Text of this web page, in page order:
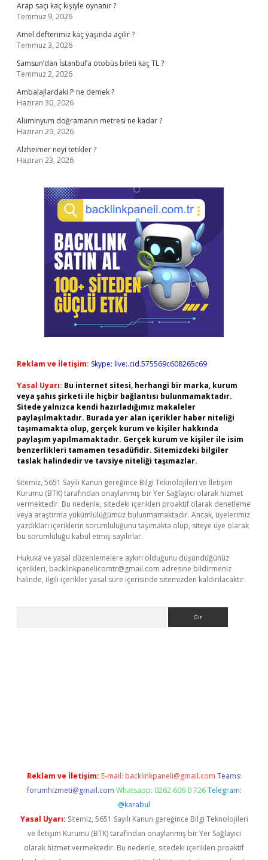
Arap saçı kaç kişiyle oynanır ?
Temmuz 9, 2026
Amel defterimiz kaç yaşında açılır ?
Temmuz 3, 2026
Samsun’dan İstanbul’a otobüs bileti kaç TL ?
Temmuz 2, 2026
Ambalajlardaki P ne demek ?
Haziran 30, 2026
Alüminyum doğramanın metresi ne kadar ?
Haziran 29, 2026
Alzheimer neyi tetikler ?
Haziran 23, 2026
Reklam ve İletişim: Skype: live:.cid.575569c608265c69
Yasal Uyarı: Bu internet sitesi, herhangi bir marka, kurum
veya şahıs şirketi ile hiçbir bağlantısı bulunmamaktadır.
Sitede yalnızca kendi hazırladığımız makaleler
paylaşılmaktadır. Burada yer alan içerikler haber niteliği
taşımamakta olup, gerçek kurum ve kişiler hakkında
paylaşım yapılmamaktadır. Gerçek kurum ve kişiler ile isim
benzerlikleri tamamen tesadüfidir. Sitemizdeki bilgiler
taslak halindedir ve tavsiye niteliği taşımazlar.
Sitemiz, 5651 Sayılı Kanun gereğince Bilgi Teknolojileri ve İletişim
Kurumu (BTK) tarafından onaylanmış bir Yer Sağlayıcı olarak hizmet
vermektedir. Bu nedenle, sitedeki içerikleri proaktif olarak denetleme
veya araştırma yükümlülüğümüz bulunmamaktadır. Ancak, üyelerimiz
yazdıkları içeriklerin sorumluluğunu taşımakta olup, siteye üye olarak
bu sorumluluğu kabul etmiş sayılırlar.
Hukuka ve yasal düzenlemelere aykırı olduğunu düşündüğünüz
içerikleri, backlinkpanelicomtr@gmail.com adresine bildirmeniz
halinde, ilgili içerikler yasal süre içerisinde sitemizden kaldırılacaktır.
Reklam ve İletişim: E-mail: backlinkpaneli@gmail.com Teams:
forumhizmeti@gmail.com Whatsapp: 0262 606 0 726 Telegram:
@karabul
Yasal Uyarı: Sitemiz, 5651 Sayılı Kanun gereğince Bilgi Teknolojileri
ve İletişim Kurumu (BTK) tarafından onaylanmış bir Yer Sağlayıcı
olarak hizmet vermektedir. Bu nedenle, sitedeki içerikleri proaktif